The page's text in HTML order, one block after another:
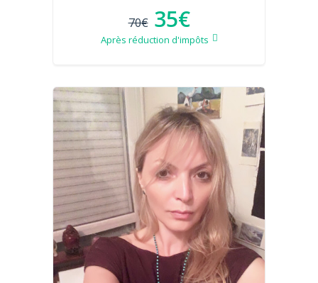
70€ 35€
Après réduction d'impôts